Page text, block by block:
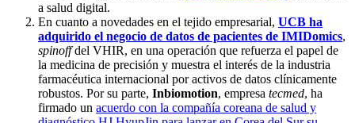
a salud digital.
En cuanto a novedades en el tejido empresarial, UCB ha
adquirido el negocio de datos de pacientes de IMIDomics,
spinoffdel VHIR, en una operación que refuerza el papel de
la medicina de precisión y muestra el interés de la industria
farmacéutica internacional por activos de datos clínicamente
robustos. Por su parte, Inbiomotion, empresa tecmed, ha
firmado un acuerdo con la compañía coreana de salud y